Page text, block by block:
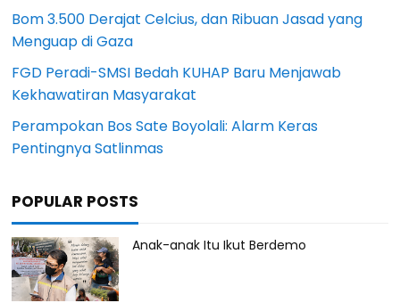
Bom 3.500 Derajat Celcius, dan Ribuan Jasad yang
Menguap di Gaza
FGD Peradi-SMSI Bedah KUHAP Baru Menjawab
Kekhawatiran Masyarakat
Perampokan Bos Sate Boyolali: Alarm Keras
Pentingnya Satlinmas
POPULAR POSTS
Anak-anak Itu Ikut Berdemo